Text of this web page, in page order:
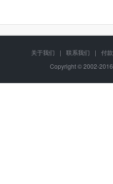
关于我们 | 联系我们 |
付
Copyright © 2002-